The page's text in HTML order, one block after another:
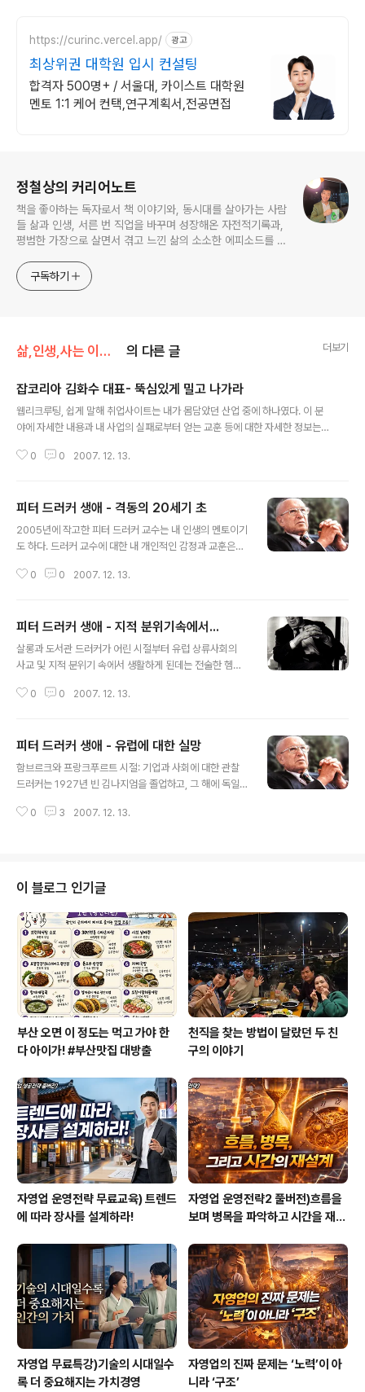
https://curinc.vercel.app/ 광고
최상위권 대학원 입시 컨설팅
합격자 500명+ / 서울대, 카이스트 대학원
멘토 1:1 케어 컨택,연구계획서,전공면접
정철상의 커리어노트
책을 좋아하는 독자로서 책 이야기와, 동시대를 살아가는 사람
들 삶과 인생, 서른 번 직업을 바꾸며 성장해온 자전적기록과,
평범한 가장으로 살면서 겪고 느낀 삶의 소소한 에피소드를 전
고픈 커리어코치, 유튜브: 정교수의 인생수업
구독하기
삶,인생,사는 이야기 의 다른 글 더보기
잡코리아 김화수 대표- 뚝심있게 밀고 나가라
웹리크루팅, 쉽게 말해 취업사이트는 내가 몸담았던 산업 중에 하나였다. 이 분
야에 자세한 내용과 내 사업의 실패로부터 얻는 교훈 등에 대한 자세한 정보는
온 사람들을 그냥 가볍게 캡쳐하면서 올려본다. "하고 싶은 일과 연애를 시작해
야 합니다" 지난 1997년 대학원 졸업반 시절, 뜻이 맞는 4명의 친구와 함께 50
00만원으로 창업한 잡코리아를 10년만에 매출 400억원 규모의 온라인 취업
포털 1위 기업으로 키운 김화수 사장. 청년실업이 심각한 사회적 문제로 대두되
0 0 2007. 12. 13.
피터 드러커 생애 - 격동의 20세기 초
2005년에 작고한 피터 드러커 교수는 내 인생의 멘토이기
도 하다. 드러커 교수에 대한 내 개인적인 감정과 교훈은
드러커 교수와 가장 가까이 지냈던 대구대학교 총장출신의
그 분을 뛰어넘고자하는 분들에게도 큰 교훈이 되리라. 1.
격동의 20세기 초 제1차 세계대전과 부모의 영향 피터 페
르디난드 드러커(Peter F. Drucker)는 1909년 11월 19
는 오스트리아의 재무성 장관을 지냈고, 제2차 세계대전후
0 0 2007. 12. 13.
피터 드러커 생애 - 지적 분위기속에서...
살롱과 도서관 드러커가 어린 시절부터 유럽 상류사회의
사교 및 지적 분위기 속에서 생활하게 된데는 전술한 헴의
그녀의 살롱에 출입하는 사람 가운데는 소설가 토마스 만
벨상을 받기 수년 전이었는데, 그는 이미 대작가의 반열에
올라 있었다. 게니아의 살롱에서는 누가 언제 [주역]이 될
지 몰랐다. 내가 출연자석에 최초로 앉은 것은 14, 5세 때
향]을 조사하고 있었다. 개통한 지 10년 안팎이라 아직 아
0 0 2007. 12. 13.
피터 드러커 생애 - 유럽에 대한 실망
함브르크와 프랑크푸르트 시절: 기업과 사회에 대한 관찰
드러커는 1927년 빈 김나지엄을 졸업하고, 그 해에 독일
사에서 3개월간 견습생으로 근무했다. 1927년이 다 저물
트》(Austria Economist)의 신년 특집호의 편집회의에
나오라는 초대장이었다. 드러커는 열 네댓살 무렵부터 그
잡지를 애독하고 있었으나 편집자와는 만난 일은 없었다.
당시 [오스트리아 이코노미스트]는 유럽에서도 이름있는
잡지였다. 창간 당초는 [런던 이코노미스트](London Ec
onomist)를 모델로 하..
0 3 2007. 12. 13.
이 블로그 인기글
부산 오면 이 정도는 먹고 가야 한
다 아이가! #부산맛집 대방출
천직을 찾는 방법이 달랐던 두 친
구의 이야기
자영업 운영전략 무료교육) 트렌드
에 따라 장사를 설계하라!
자영업 운영전략2 풀버전)흐름을
보며 병목을 파악하고 시간을 재설
자영업 무료특강)기술의 시대일수
록 더 중요해지는 가치경영
자영업의 진짜 문제는 ‘노력’이 아
니라 ‘구조’